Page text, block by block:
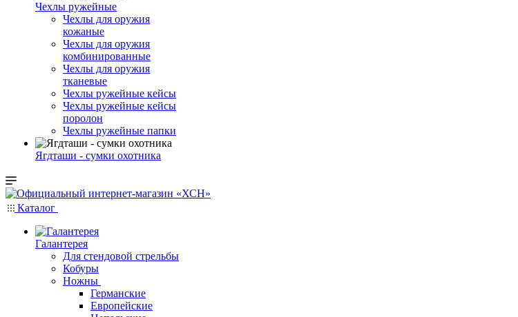
Чехлы ружейные
Чехлы для оружия
кожаные
Чехлы для оружия
комбинированные
Чехлы для оружия
тканевые
Чехлы ружейные кейсы
Чехлы ружейные кейсы
поролон
Чехлы ружейные папки
Ягдташи - сумки охотника
Каталог
Галантерея
Для стендовой стрельбы
Кобуры
Ножны
Германские
Европейские